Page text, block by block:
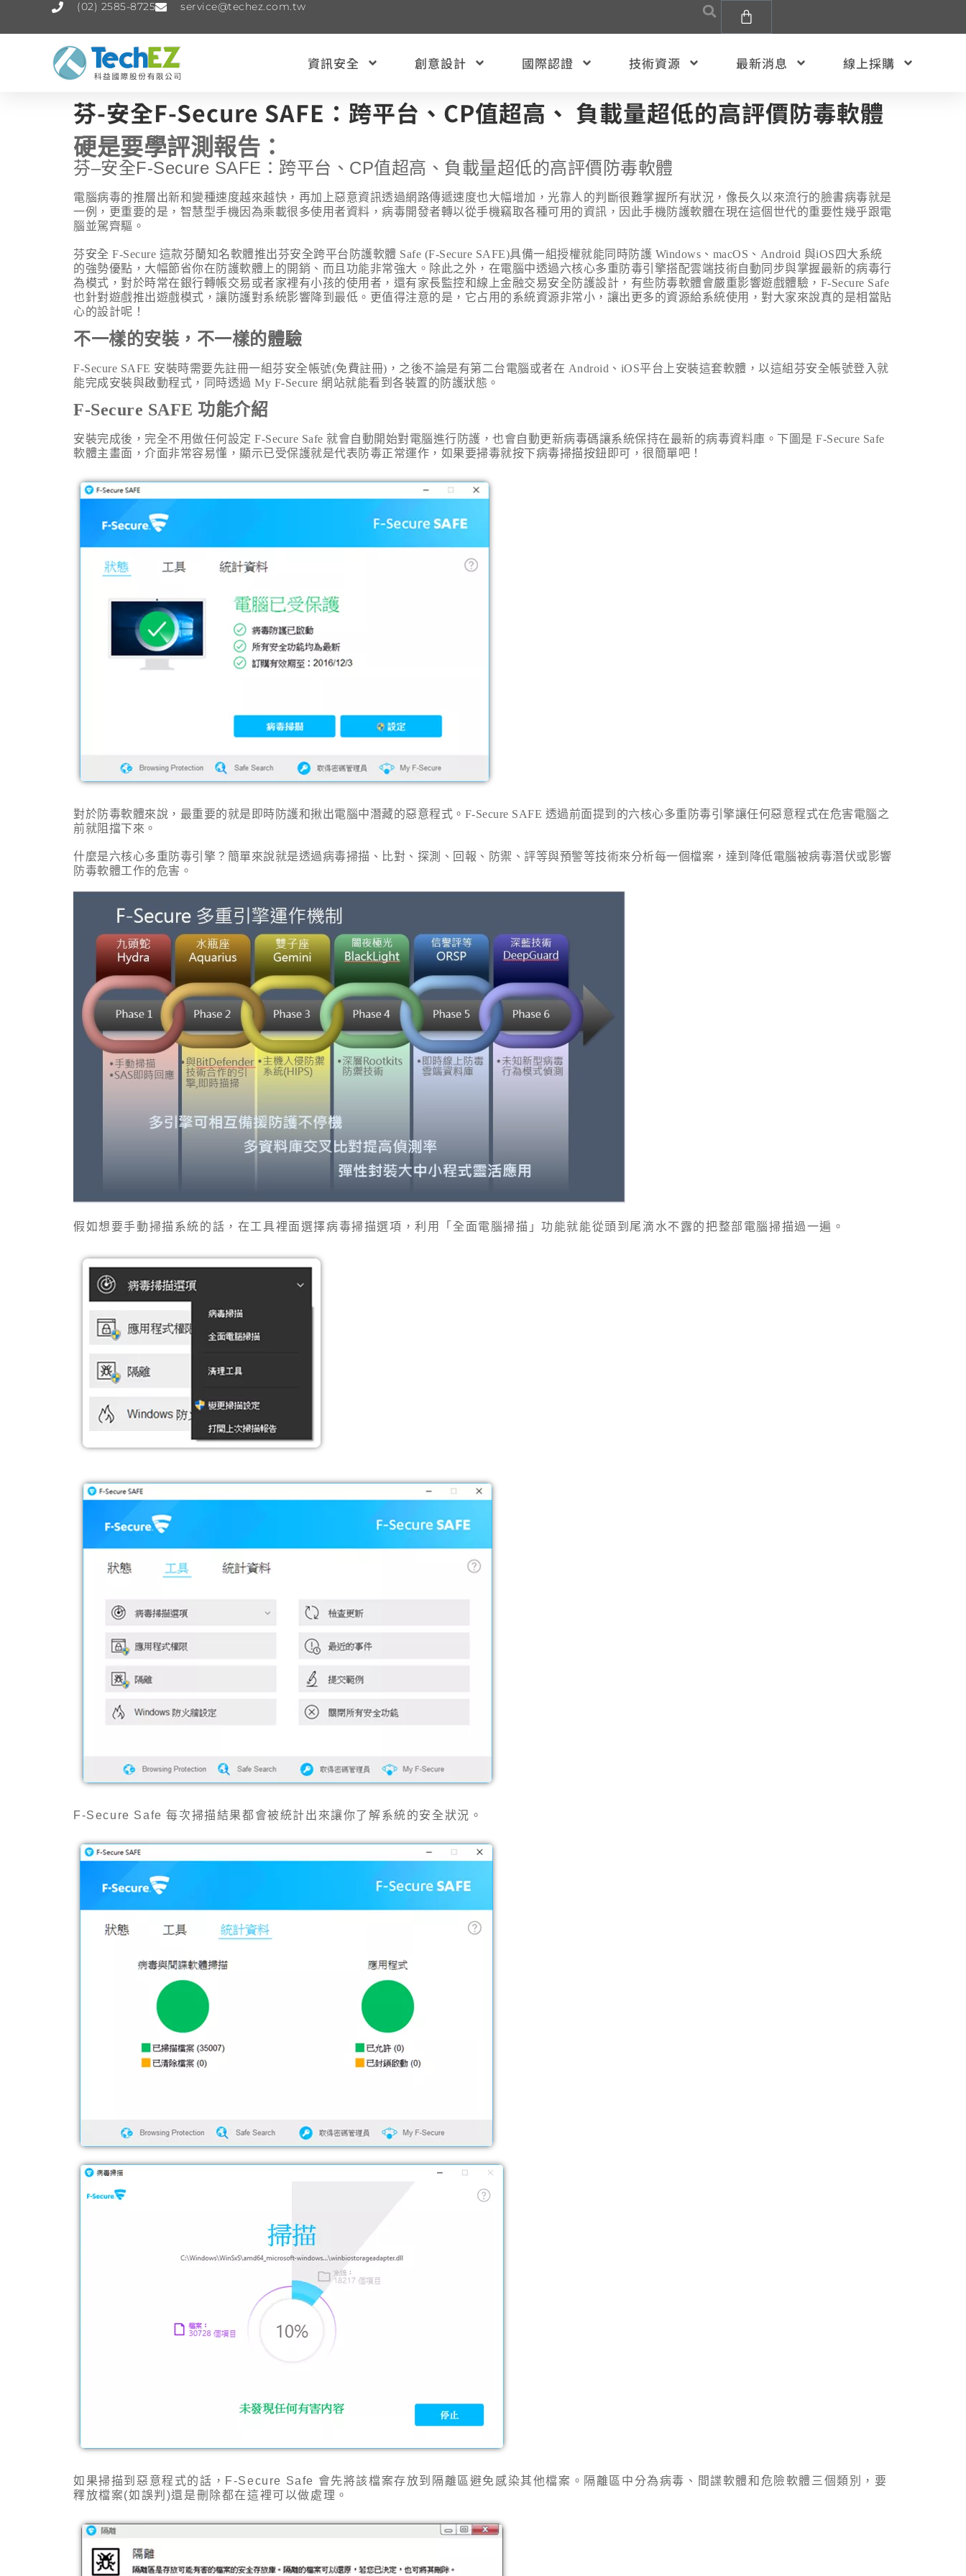
(02) 2585-8725 service@techez.com.tw
資訊安全 創意設計 國際認證 技術資源 最新消息 線上採購
芬-安全F-Secure SAFE：跨平台、CP值超高、 負載量超低的高評價防毒軟體
硬是要學評測報告：
芬–安全F-Secure SAFE ：跨平台、 CP值超高、負載量超低的高評價防毒軟體
電腦病毒的推層出新和變種速度越來越快，再加上惡意資訊透過網路傳遞速度也大幅增加，光靠人的判斷很難掌握所有狀況，像長久以來流行的臉書病毒就是
一例，更重要的是，智慧型手機因為乘載很多使用者資料，病毒開發者轉以從手機竊取各種可用的資訊，因此手機防護軟體在現在這個世代的重要性幾乎跟電
腦並駕齊驅。
芬安全 F-Secure 這款芬蘭知名軟體推出芬安全跨平台防護軟體 Safe (F-Secure SAFE)具備一組授權就能同時防護 Windows 、 macOS 、 Android 與iOS 四大系統
的強勢優點，大幅節省你在防護軟體上的開銷、而且功能非常強大。除此之外，在電腦中透過六核心多重防毒引擎搭配雲端技術自動同步與掌握最新的病毒行
為模式，對於時常在銀行轉帳交易或者家裡有小孩的使用者，還有家長監控和線上金融交易安全防護設計，有些防毒軟體會嚴重影響遊戲體驗， F-Secure Safe
也針對遊戲推出遊戲模式，讓防護對系統影響降到最低。更值得注意的是，它占用的系統資源非常小，讓出更多的資源給系統使用，對大家來說真的是相當貼
心的設計呢！
不一樣的安裝，不一樣的體驗
F-Secure SAFE 安裝時需要先註冊一組芬安全帳號(免費註冊) ，之後不論是有第二台電腦或者在 Android 、 iOS平台上安裝這套軟體，以這組芬安全帳號登入就
能完成安裝與啟動程式，同時透過 My F-Secure 網站就能看到各裝置的防護狀態。
F-Secure SAFE 功能介紹
安裝完成後，完全不用做任何設定 F-Secure Safe 就會自動開始對電腦進行防護，也會自動更新病毒碼讓系統保持在最新的病毒資料庫。下圖是 F-Secure Safe
軟體主畫面，介面非常容易懂，顯示已受保護就是代表防毒正常運作，如果要掃毒就按下病毒掃描按鈕即可，很簡單吧！
對於防毒軟體來說，最重要的就是即時防護和揪出電腦中潛藏的惡意程式。 F-Secure SAFE 透過前面提到的六核心多重防毒引擎讓任何惡意程式在危害電腦之
前就阻擋下來。
什麼是六核心多重防毒引擎？簡單來說就是透過病毒掃描、比對、探測、回報、防禦、評等與預警等技術來分析每一個檔案，達到降低電腦被病毒潛伏或影響
防毒軟體工作的危害。
假如想要手動掃描系統的話，在工具裡面選擇病毒掃描選項，利用「全面電腦掃描」功能就能從頭到尾滴水不露的把整部電腦掃描過一遍。
F-Secure Safe每次掃描結果都會被統計出來讓你了解系統的安全狀況。
如果掃描到惡意程式的話， F-Secure Safe 會先將該檔案存放到隔離區避免感染其他檔案。隔離區中分為病毒、間諜軟體和危險軟體三個類別，要
釋放檔案(如誤判 )還是刪除都在這裡可以做處理。